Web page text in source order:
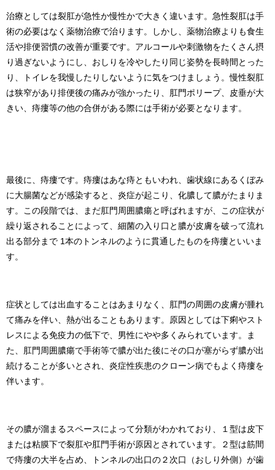
治療としては裂肛が急性か慢性かで大きく違います。急性裂肛は手
術の必要はなく薬物治療で治ります。しかし、薬物治療よりも食生
活や排便習慣の改善が重要です。アルコールや刺激物をたくさん摂
り過ぎないようにし、おしりを冷やしたり同じ姿勢を長時間とった
り、トイレを我慢したりしないように気をつけましょう。慢性裂肛
は狭窄があり排便後の痛みが強かったり、肛門ポリープ、皮垂が大
きい、痔瘻等の他の合併がある際には手術が必要となります。
最後に、痔瘻です。痔瘻はあな痔ともいわれ、歯状線にあるくぼみ
に大腸菌などが感染すると、炎症が起こり、化膿して膿がたまりま
す。この段階では、まだ肛門周囲膿瘍と呼ばれますが、この症状が
繰り返されることによって、細菌の入り口と膿が皮膚を破って流れ
出る部分まで 1本のトンネルのように貫通したものを痔瘻といいま
す。
症状としては出血することはあまりなく、肛門の周囲の皮膚が腫れ
て痛みを伴い、熱が出ることもあります。原因としては下痢やスト
レスによる免疫力の低下で、男性にやや多くみられています。ま
た、肛門周囲膿瘍で手術等で膿が出た後にその口が塞がらず膿が出
続けることが多いとされ、炎症性疾患のクローン病でもよく痔瘻を
伴います。
その膿が溜まるスペースによって分類がわかれており、１型は皮下
または粘膜下で裂肛や肛門手術が原因とされています。２型は筋間
で痔瘻の大半を占め、トンネルの出口の２次口（おしり外側）が歯